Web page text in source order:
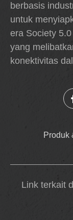
berbasis
untuk
era Society
yang
konektivitas
Produk
Link terkait